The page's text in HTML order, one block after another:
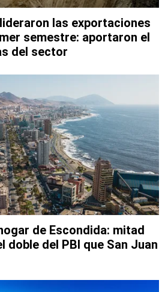
las exportaciones
semestre: aportaron el
del sector
de Escondida: mitad
doble del PBI que San Juan